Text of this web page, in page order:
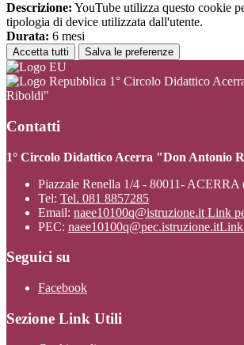
Descrizione: YouTube utilizza questo cookie
tipologia di device utilizzata dall'utente.
Durata: 6 mesi
Accetta tutti Salva le preferenze
1° Circolo Didattico
Riboldi"
Contatti
1° Circolo Didattico Acerra "Don Antonio
Piazzale Renella 1/4 - 80011-
Tel: Tel. 081 8857285
Email: naee10100q@istruzione.it Link
PEC: naee10100q@pec.istruzione.itLink
Seguici su
Facebook
Sezione Link Utili